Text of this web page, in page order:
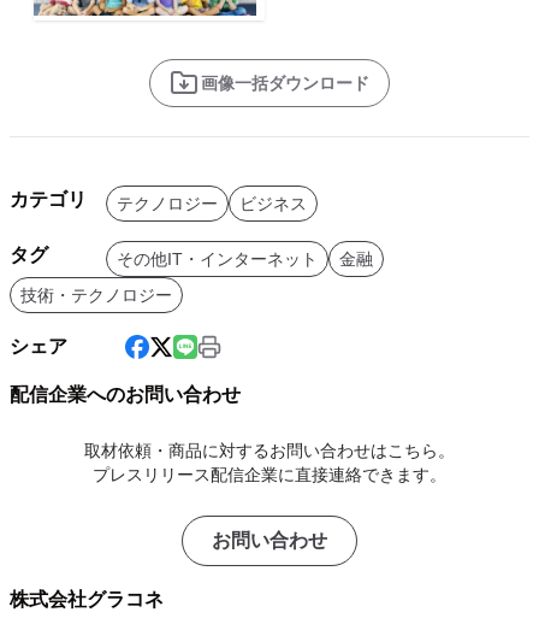
画像一括ダウンロード
カテゴリ テクノロジー ビジネス
タグ その他IT・インターネット
金融
技術・テクノロジー
シェア
配信企業へのお問い合わせ
取材依頼・商品に対するお問い合わせはこちら。
プレスリリース配信企業に直接連絡できます。
お問い合わせ
株式会社グラコネ